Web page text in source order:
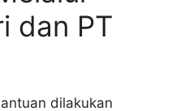
dan PT
dilakukan